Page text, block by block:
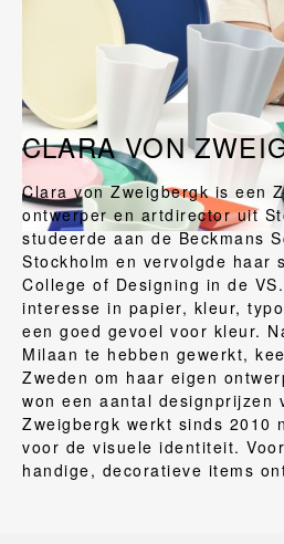
CLARA VON
Clara von Zweigbergk is een
ontwerper en artdirector uit
studeerde aan de Beckmans
Stockholm en vervolgde haar
College of Designing in de
interesse in papier, kleur,
een goed gevoel voor kleur.
Milaan te hebben gewerkt,
Zweden om haar eigen
won een aantal designprijzen
Zweigbergk werkt sinds 2010
voor de visuele identiteit.
handige, decoratieve items